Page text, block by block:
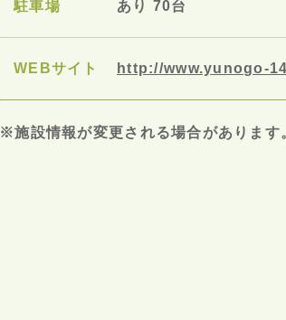
駐車場 あり 70台
WEBサイト http://www.yunogo-
※施設情報が変更される場合があります